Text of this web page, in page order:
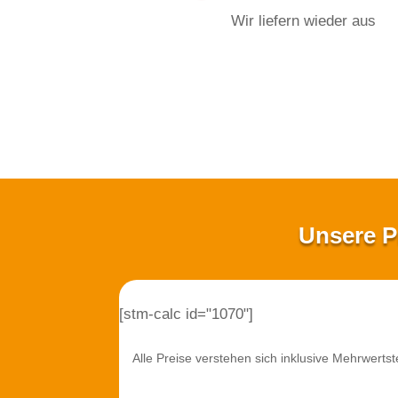
Wir liefern wieder aus
Unsere
[stm-calc id="1070"]
Alle Preise verstehen sich inklusive